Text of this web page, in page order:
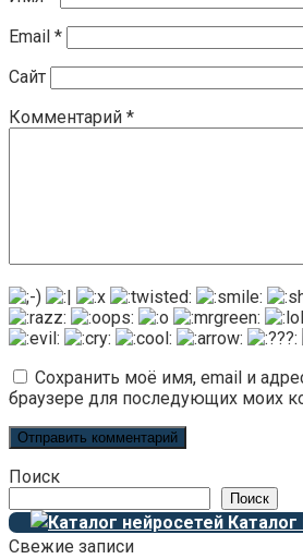
Email *
Сайт
Комментарий *
Сохранить моё имя, email и
браузере для последующих моих
Поиск
Поиск
Свежие записи